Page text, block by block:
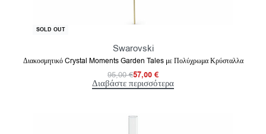
-40% OFF
SOLD OUT
Swarovski
Διακοσμητικό Crystal Moments Garden Tales με Πολύχρωμα Κρύσταλλα
95,00€57,00 €
Διαβάστε περισσότερα